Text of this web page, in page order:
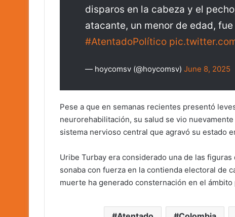
disparos en la cabeza y el
atacante, un menor de edad, fue
#AtentadoPolítico
— hoycomsv (@hoycomsv) June 8, 2025
Pese a que en semanas recientes presentó
neurorehabilitación, su salud se vio
sistema nervioso central que agravó su estado
Uribe Turbay era considerado una de las
sonaba con fuerza en la contienda electoral de
muerte ha generado consternación en el